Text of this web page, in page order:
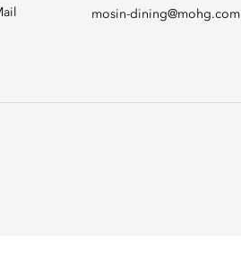
mosin-dining@mohg.com